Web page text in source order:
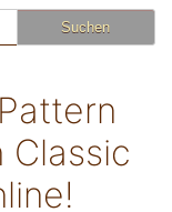
Classic